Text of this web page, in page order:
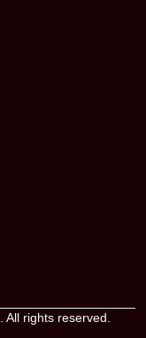
. All rights reserved.